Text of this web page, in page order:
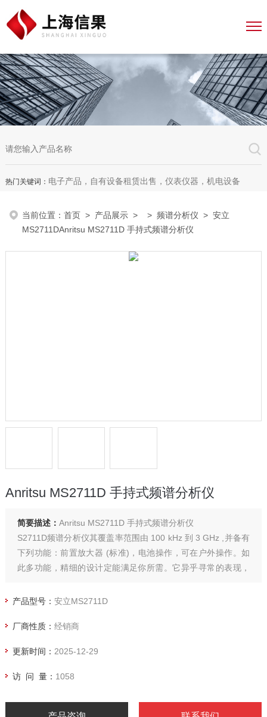
热门关键词： 电子产品，自有设备租赁出售，仪表仪器，机电设备
当前位置：首页 > 产品展示 > >频谱分析仪 > 安立
MS2711DAnritsu MS2711D 手持式频谱分析仪
Anritsu MS2711D 手持式频谱分析仪
简要描述： Anritsu MS2711D 手持式频谱分析仪
S2711D频谱分析仪其覆盖率范围由 100 kHz 到 3 GHz ,并备有
下列功能：前置放大器 (标准)，电池操作，可在户外操作。如
此多功能，精细的设计定能满足你所需。它异乎寻常的表现，
它常用在户外或流动位置查察及现场系统测试。配置选项内置
产品型号： 安立MS2711D
厂商性质： 经销商
更新时间： 2025-12-29
访 问 量： 1058